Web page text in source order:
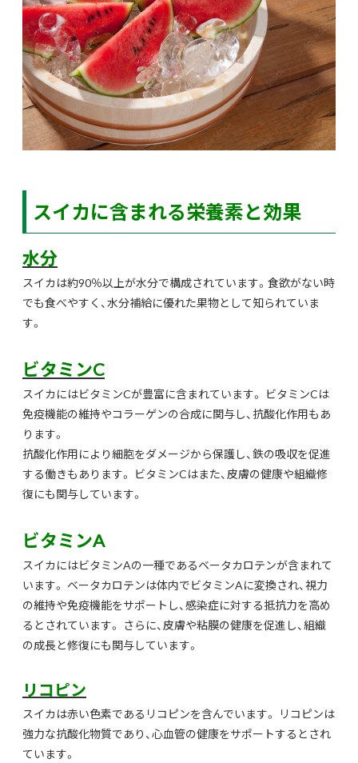
スイカに含まれる栄養素と効果
水分
スイカは約90％以上が水分で構成されています。食欲がない時
でも食べやすく、水分補給に優れた果物として知られていま
す。
ビタミンC
スイカにはビタミンCが豊富に含まれています。 ビタミンCは
免疫機能の維持やコラーゲンの合成に関与し、抗酸化作用もあ
ります。
抗酸化作用により細胞をダメージから保護し、鉄の吸収を促進
する働きもあります。 ビタミンCはまた、皮膚の健康や組織修
復にも関与しています。
ビタミンA
スイカにはビタミンAの一種であるベータカロテンが含まれて
います。 ベータカロテンは体内でビタミンAに変換され、視力
の維持や免疫機能をサポートし、感染症に対する抵抗力を高め
るとされています。 さらに、皮膚や粘膜の健康を促進し、組織
の成長と修復にも関与しています。
リコピン
スイカは赤い色素であるリコピンを含んでいます。 リコピンは
強力な抗酸化物質であり、心血管の健康をサポートするとされ
ています。